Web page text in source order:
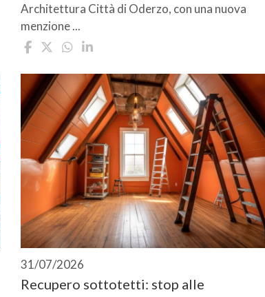
Architettura Città di Oderzo, con una nuova
menzione ...
31/07/2026
Recupero sottotetti: stop alle